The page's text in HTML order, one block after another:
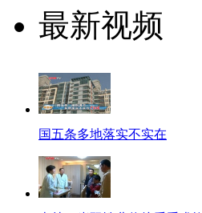
最新视频
国五条多地落实不实在